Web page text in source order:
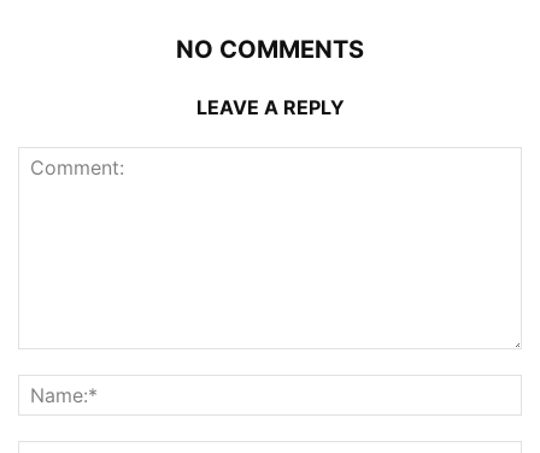
NO COMMENTS
LEAVE A REPLY